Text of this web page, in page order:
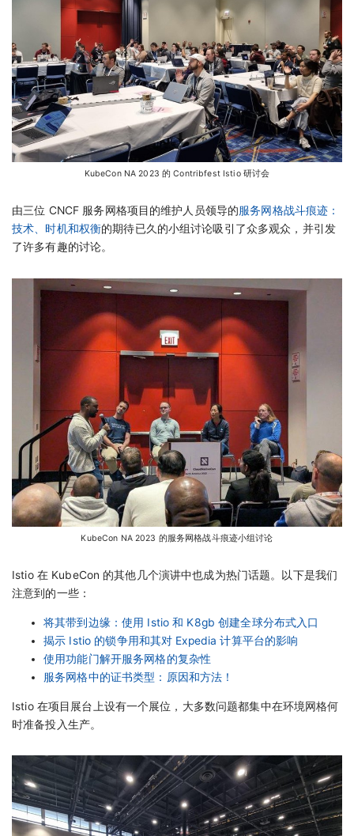
KubeCon NA 2023 的 Contribfest Istio 研讨会
由三位 CNCF 服务网格项目的维护人员领导的服务网格战斗痕迹：
技术、时机和权衡的期待已久的小组讨论吸引了众多观众，并引发
了许多有趣的讨论。
KubeCon NA 2023 的服务网格战斗痕迹小组讨论
Istio 在 KubeCon 的其他几个演讲中也成为热门话题。以下是我们
注意到的一些：
将其带到边缘：使用 Istio 和 K8gb 创建全球分布式入口
揭示 Istio 的锁争用和其对 Expedia 计算平台的影响
使用功能门解开服务网格的复杂性
服务网格中的证书类型：原因和方法！
Istio 在项目展台上设有一个展位，大多数问题都集中在环境网格何
时准备投入生产。